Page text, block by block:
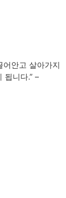
어안고 살아가지
됩니다.” –